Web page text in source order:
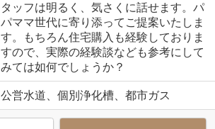
タッフは明るく、気さくに話せます。パ
パママ世代に寄り添ってご提案いたしま
す。もちろん住宅購入も経験しておりま
すので、実際の経験談なども参考にして
みては如何でしょうか？
公営水道、個別浄化槽、都市ガス